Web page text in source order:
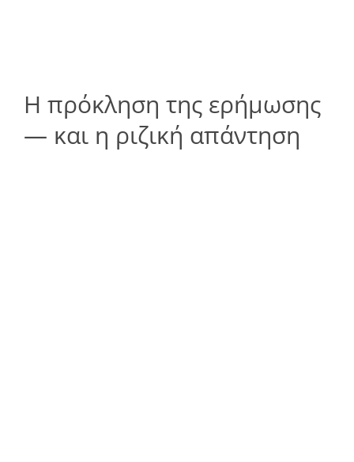
Η πρόκληση της ερήμωσης
— και η ριζική απάντηση